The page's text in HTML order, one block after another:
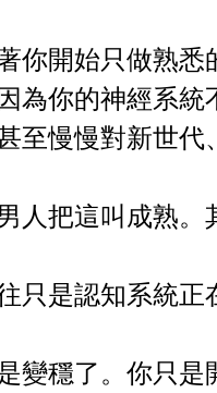
你開始只做熟
為你的神經系
至慢慢對新世代
人把這叫成熟。
只是認知系統正
變穩了。你只